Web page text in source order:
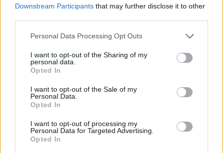
Downstream Participants that may further disclose it to other
Please note that this website/app uses one or more Google
not limited to your visit or usage behaviour. You may click to
grant or deny consent to Google and its third-party tags to
use your data for below specified purposes in below Google
consent section.
Personal Data Processing Opt Outs
I want to opt-out of the Sharing of my
personal data.
Opted In
I want to opt-out of the Sale of my
Personal Data.
Opted In
I want to opt-out of processing my
Personal Data for Targeted Advertising.
Opted In